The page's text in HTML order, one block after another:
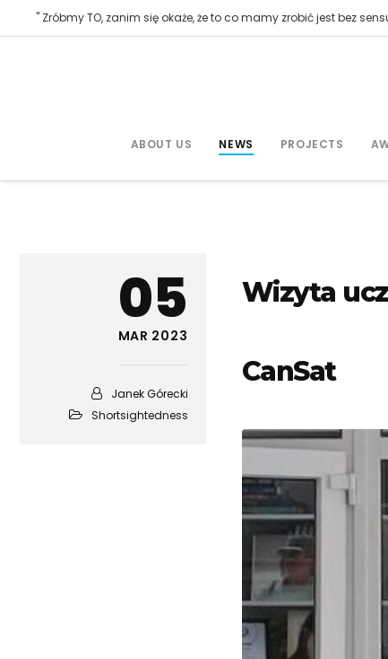
" Zróbmy TO, zanim się okaże, że to co mamy zrobić jest bez
ABOUT US NEWS PROJECTS
05
MAR 2023
Janek Górecki
Shortsightedness
Wizyta
CanSat